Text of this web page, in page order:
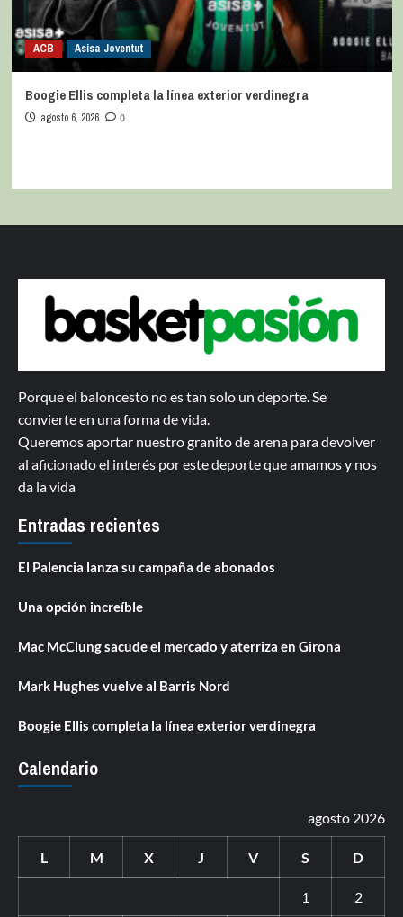
ACB Asisa Joventut
Boogie Ellis completa la línea exterior verdinegra
agosto 6, 2026 0
Porque el baloncesto no es tan solo un deporte. Se
convierte en una forma de vida.
Queremos aportar nuestro granito de arena para devolver
al aficionado el interés por este deporte que amamos y nos
da la vida
Entradas recientes
El Palencia lanza su campaña de abonados
Una opción increíble
Mac McClung sacude el mercado y aterriza en Girona
Mark Hughes vuelve al Barris Nord
Boogie Ellis completa la línea exterior verdinegra
Calendario
agosto 2026
L M X J V S D
1 2